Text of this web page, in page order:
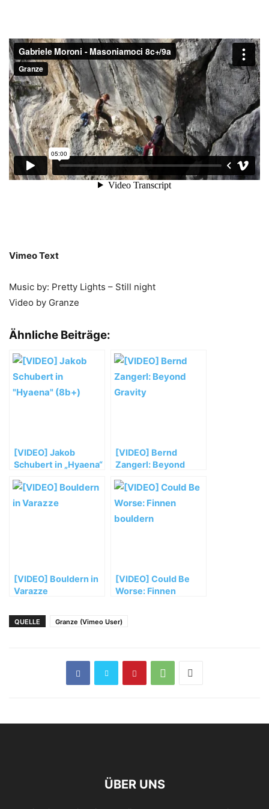
Vimeo Text
Music by: Pretty Lights – Still night
Video by Granze
Ähnliche Beiträge:
[VIDEO] Jakob
Schubert in „Hyaena“
[VIDEO] Bernd
Zangerl: Beyond
[VIDEO] Bouldern in
Varazze
[VIDEO] Could Be
Worse: Finnen
QUELLE Granze (Vimeo User)
ÜBER UNS